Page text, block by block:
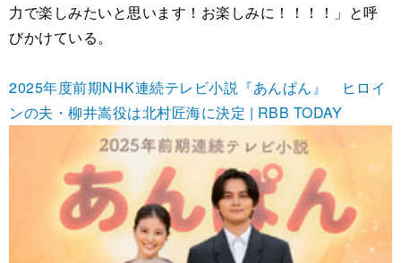
力で楽しみたいと思います！お楽しみに！！！！」と呼
びかけている。
2025年度前期NHK連続テレビ小説『あんぱん』 ヒロイ
ンの夫・柳井嵩役は北村匠海に決定 | RBB TODAY